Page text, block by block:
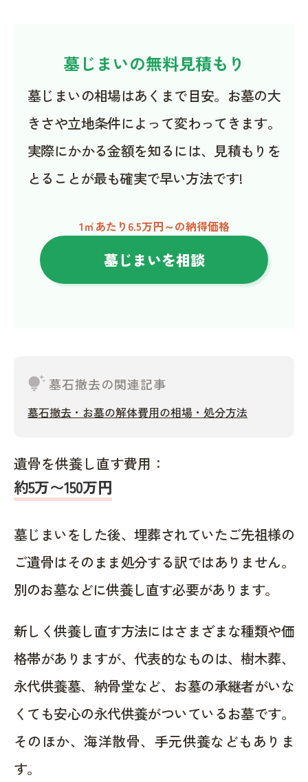
墓じまいの無料見積もり
墓じまいの相場はあくまで目安。お墓の大
きさや立地条件によって変わってきます。
実際にかかる金額を知るには、見積もりを
とることが最も確実で早い方法です!
1㎡あたり6.5万円～の納得価格
墓じまいを相談
tips_and_updates墓石撤去の関連記事
墓石撤去・お墓の解体費用の相場・処分方法
遺骨を供養し直す費用：
約5万〜150万円
墓じまいをした後、埋葬されていたご先祖様の
ご遺骨はそのまま処分する訳ではありません。
別のお墓などに供養し直す必要があります。
新しく供養し直す方法にはさまざまな種類や価
格帯がありますが、代表的なものは、樹木葬、
永代供養墓、納骨堂など、お墓の承継者がいな
くても安心の永代供養がついているお墓です。
そのほか、海洋散骨、手元供養などもありま
す。